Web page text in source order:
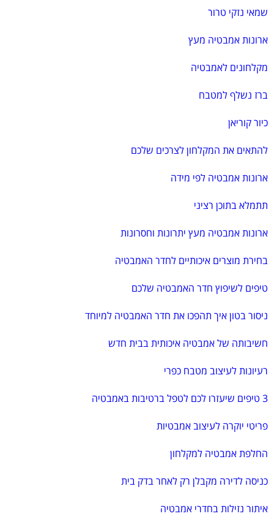
שמאי נזקי טרור
ארונות אמבטיה מעץ
מקלחונים לאמבטיה
ברז נשלף למטבח
כיור קוריאן
להתאים את המקלחון לצרכים שלכם
ארונות אמבטיה לפי מידה
תתמלא בתוכן רציני
ארונות אמבטיה מעץ יתרונות וחסרונות
בחירת מוצרים איכותיים לחדר האמבטיה
טיפים לשיפוץ חדר האמבטיה שלכם
ניסור בטון איך תהפכו את חדר האמבטיה למיוחד
חשיבותה של אמבטיה איכותית בבית חדש
רעיונות לעיצוב מטבח כפרי
3 טיפים שיעזרו לכם לטפל ברטיבות באמבטיה
פריטי יוקרה לעיצוב אמבטיות
החלפת אמבטיה למקלחון
כניסה לדירה מקבלן רק לאחר בדק בית
איתור נזילות בחדרי אמבטיה